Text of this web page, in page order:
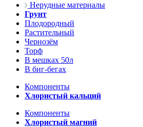
Нерудные материалы
Грунт
Плодородный
Растительный
Чернозём
Торф
В мешках 50л
В биг-бегах
Компоненты
Хлористый кальций
Компоненты
Хлористый магний